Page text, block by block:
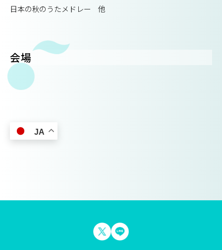
日本の秋のうたメドレー 他
会場
JA